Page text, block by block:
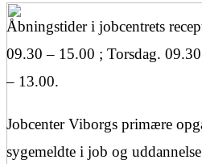
Åbningstider i jobcentrets
09.30 – 15.00 ; Torsdag.
– 13.00.
Jobcenter Viborgs primære
sygemeldte i job og